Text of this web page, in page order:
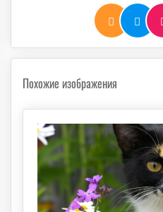
Похожие изображения